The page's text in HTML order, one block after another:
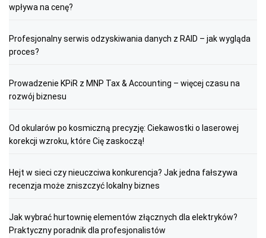
wpływa na cenę?
Profesjonalny serwis odzyskiwania danych z RAID – jak wygląda
proces?
Prowadzenie KPiR z MNP Tax & Accounting – więcej czasu na
rozwój biznesu
Od okularów po kosmiczną precyzję: Ciekawostki o laserowej
korekcji wzroku, które Cię zaskoczą!
Hejt w sieci czy nieuczciwa konkurencja? Jak jedna fałszywa
recenzja może zniszczyć lokalny biznes
Jak wybrać hurtownię elementów złącznych dla elektryków?
Praktyczny poradnik dla profesjonalistów